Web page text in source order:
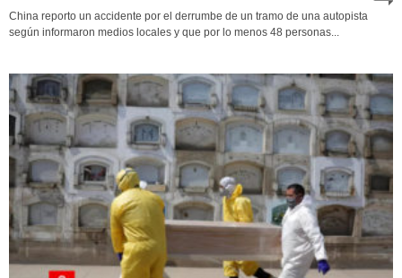
China reporto un accidente por el derrumbe de un tramo de una autopista
según informaron medios locales y que por lo menos 48 personas...